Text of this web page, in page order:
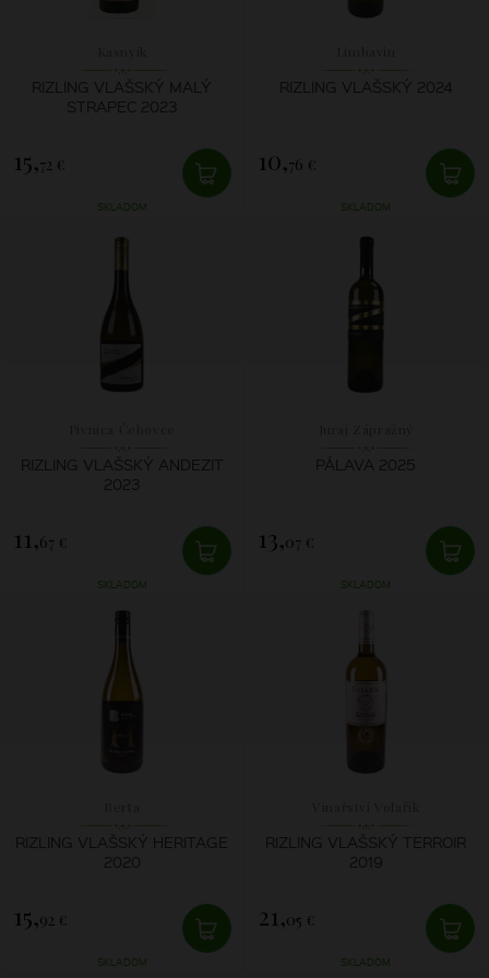
RIZLING VLAŠSKÝ MALÝ
STRAPEC 2023
15,72 €
SKLADOM
RIZLING VLAŠSKÝ 2024
10,76 €
SKLADOM
RIZLING VLAŠSKÝ ANDEZIT
2023
11,67 €
SKLADOM
PÁLAVA 2025
13,07 €
SKLADOM
RIZLING VLAŠSKÝ HERITAGE
2020
15,92 €
SKLADOM
RIZLING VLAŠSKÝ TERROIR
2019
21,05 €
SKLADOM